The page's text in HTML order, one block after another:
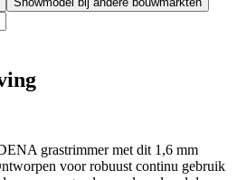
grastrimmer met dit 1,6 mm
voor robuust continu gebruik